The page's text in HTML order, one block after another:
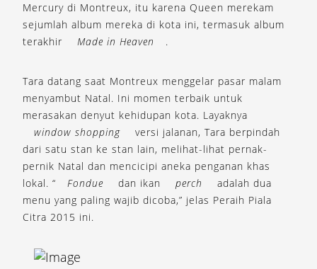
Mercury di Montreux, itu karena Queen merekam
sejumlah album mereka di kota ini, termasuk album
terakhir
Made in Heaven .
Tara datang saat Montreux menggelar pasar malam
menyambut Natal. Ini momen terbaik untuk
merasakan denyut kehidupan kota. Layaknya
window shopping
versi jalanan, Tara berpindah
dari satu stan ke stan lain, melihat-lihat pernak-
pernik Natal dan mencicipi aneka penganan khas
lokal. “
Fondue dan ikan perch
adalah dua
menu yang paling wajib dicoba,” jelas Peraih Piala
Citra 2015 ini.